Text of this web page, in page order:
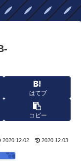
はてブ
コピー
2020.12.02 2020.12.03